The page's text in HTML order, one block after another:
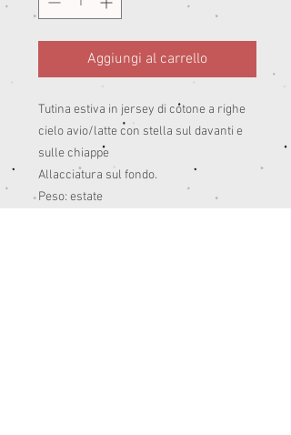
Aggiungi al carrello
Tutina estiva in jersey di cotone a righe
cielo avio/latte con stella sul davanti e
sulle chiappe
Allacciatura sul fondo.
Peso: estate